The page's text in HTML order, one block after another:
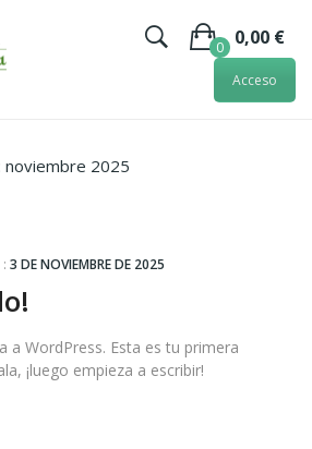
0 0,00 €
Acceso
noviembre 2025
3 DE NOVIEMBRE DE 2025
a WordPress. Esta es tu primera
¡luego empieza a escribir!